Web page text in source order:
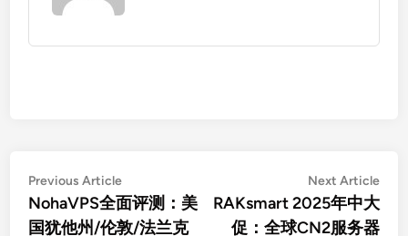
文
章
Previous ArticlePrevious
article:
NohaVPS全面评测：美
国犹他州/伦敦/法兰克
Next Article
RAKsmart 2025年中大
促：全球CN2服务器